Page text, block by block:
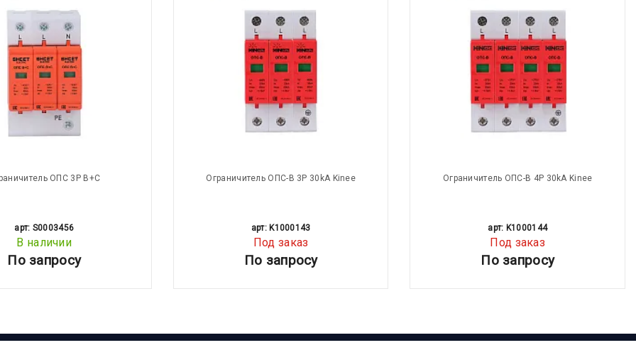
ОПС 3P В+С
арт: S0003456
В наличии
По запросу
Ограничитель ОПС-В 3P 30kA Kinee
арт: K1000143
Под заказ
По запросу
Ограничитель ОПС-В 4P 30kA Kinee
арт: K1000144
Под заказ
По запросу